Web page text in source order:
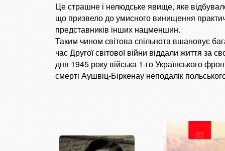
Це страшне і нелюдське явище, яке
що призвело до умисного винищення
представників інших нацменшин.
Таким чином світова спільнота вшановує
час Другої світової війни віддали життя за
дня 1945 року війська 1-го Українського
смерті Аушвіц-Біркенау неподалік